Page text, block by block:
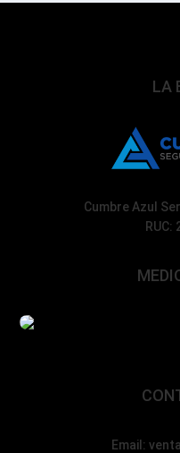
LA
Cumbre Azul
RUC:
Email: